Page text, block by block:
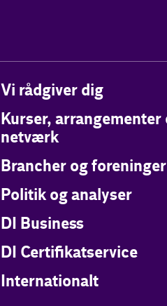
Vi rådgiver dig
Kurser, arrangementer
netværk
Brancher og foreninger
Politik og analyser
DI Business
DI Certifikatservice
Internationalt